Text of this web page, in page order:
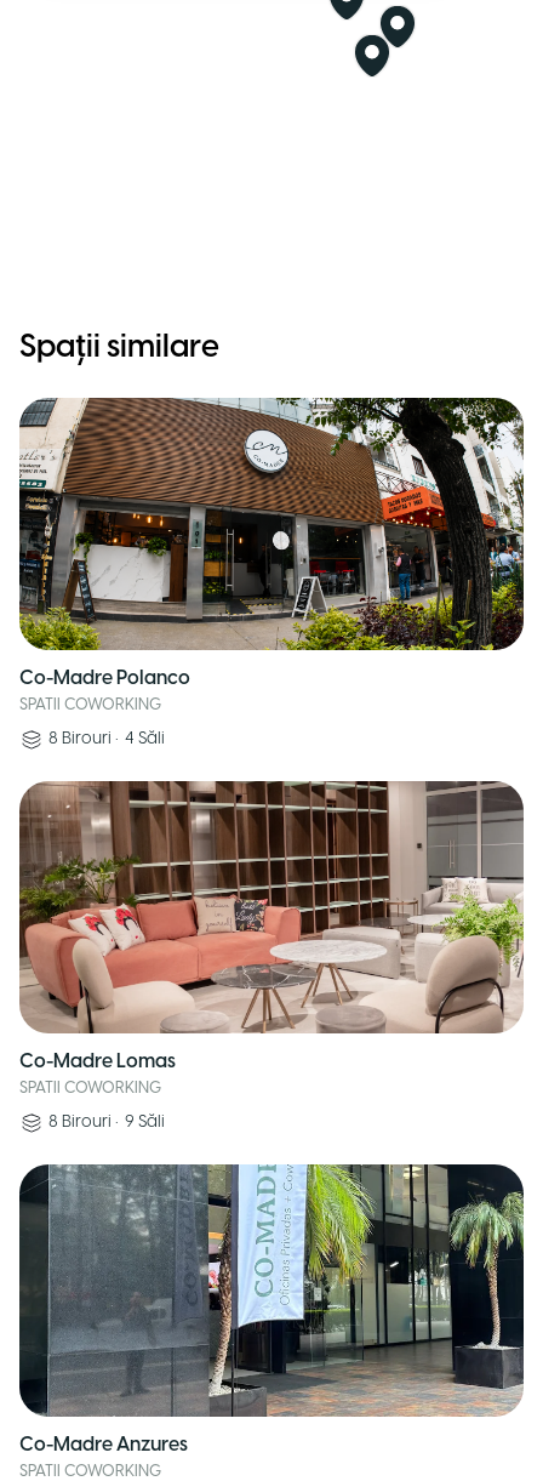
Spații similare
Co-Madre Polanco
SPATII COWORKING
8 Birouri • 4 Săli
Co-Madre Lomas
SPATII COWORKING
8 Birouri • 9 Săli
Co-Madre Anzures
SPATII COWORKING